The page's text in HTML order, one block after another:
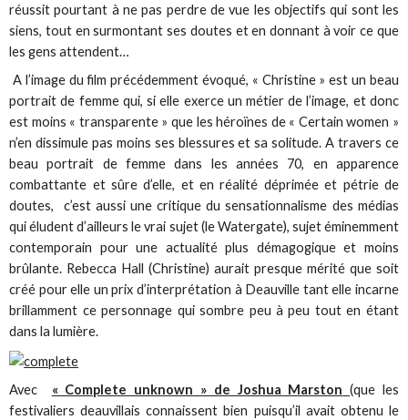
réussit pourtant à ne pas perdre de vue les objectifs qui sont les
siens, tout en surmontant ses doutes et en donnant à voir ce que
les gens attendent…
A l’image du film précédemment évoqué, « Christine » est un beau
portrait de femme qui, si elle exerce un métier de l’image, et donc
est moins « transparente » que les héroïnes de « Certain women »
n’en dissimule pas moins ses blessures et sa solitude. A travers ce
beau portrait de femme dans les années 70, en apparence
combattante et sûre d’elle, et en réalité déprimée et pétrie de
doutes, c’est aussi une critique du sensationnalisme des médias
qui éludent d’ailleurs le vrai sujet (le Watergate), sujet éminemment
contemporain pour une actualité plus démagogique et moins
brûlante. Rebecca Hall (Christine) aurait presque mérité que soit
créé pour elle un prix d’interprétation à Deauville tant elle incarne
brillamment ce personnage qui sombre peu à peu tout en étant
dans la lumière.
Avec « Complete unknown » de Joshua Marston (que les
festivaliers deauvillais connaissent bien puisqu’il avait obtenu le